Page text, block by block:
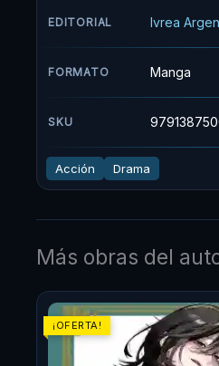
EDITORIAL Ivrea
FORMATO Manga
SKU
Acción Drama
Más obras del
¡OFERTA!